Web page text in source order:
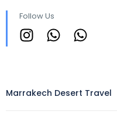
Follow Us
Marrakech Desert Travel